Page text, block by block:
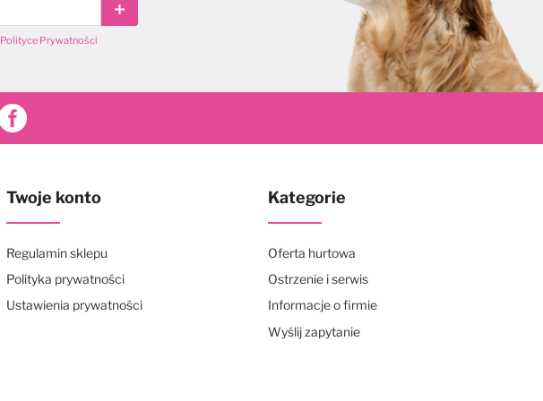
Subskrybuj
Polityce Prywatności
Twoje konto
Regulamin sklepu
Polityka prywatności
Ustawienia prywatności
Kategorie
Oferta hurtowa
Ostrzenie i serwis
Informacje o firmie
Wyślij zapytanie